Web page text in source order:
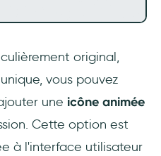
original,
vous pouvez
une icône animée
Cette option est
à l'interface utilisateur